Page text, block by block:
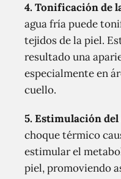
4. Tonificación de
agua fría puede
tejidos de la piel.
resultado una
especialmente en
cuello.
5. Estimulación
choque térmico
estimular el
piel, promoviendo